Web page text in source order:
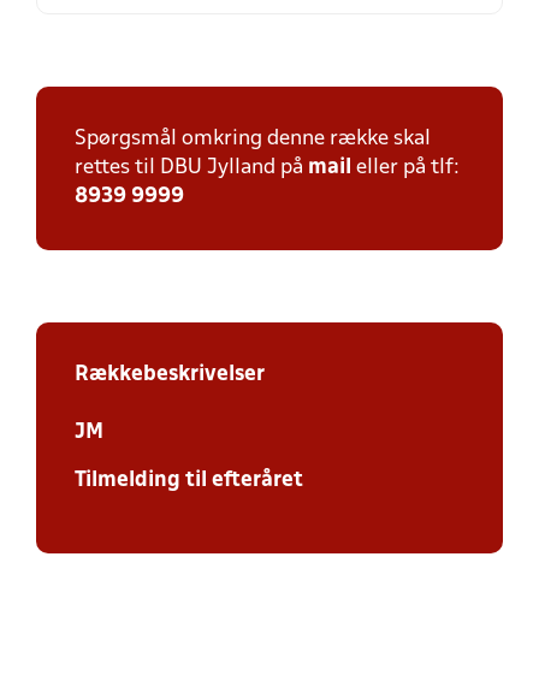
Spørgsmål omkring denne række skal
rettes til DBU Jylland på mail eller på tlf:
8939 9999
Rækkebeskrivelser
JM
Tilmelding til efteråret